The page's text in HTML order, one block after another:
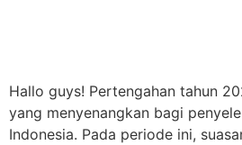
Hallo guys! Pertengahan tahun
yang menyenangkan bagi
Indonesia. Pada periode ini,